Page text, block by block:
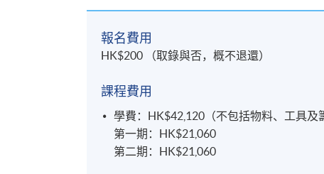
報名費用
HK$200 （取錄與否，概不退還）
課程費用
學費：HK$42,120（不包括物料、工具
第一期：HK$21,060
第二期：HK$21,060